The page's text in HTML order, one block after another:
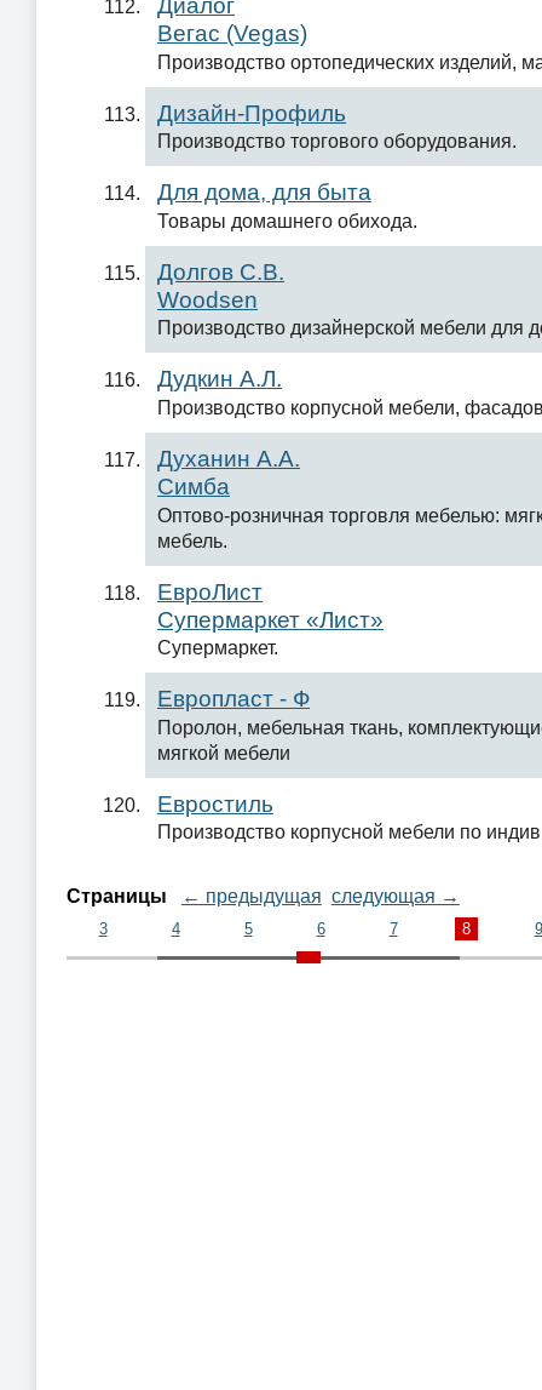
Вегас (Vegas)
Производство ортопедических изделий,
Дизайн-Профиль
Производство торгового оборудования.
Для дома, для быта
Товары домашнего обихода.
Долгов С.В.
Woodsen
Производство дизайнерской мебели для
Дудкин А.Л.
Производство корпусной мебели,
Духанин А.А.
Симба
Оптово-розничная торговля мебелью:
мебель.
ЕвроЛист
Супермаркет «Лист»
Супермаркет.
Европласт - Ф
Поролон, мебельная ткань,
мягкой мебели
Евростиль
Производство корпусной мебели по
Страницы ← предыдущая следующая →
3 4 5 6 7 8 9